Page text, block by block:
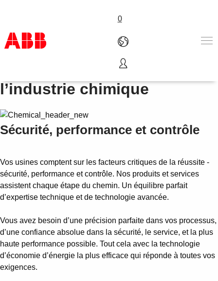
0
Produits & Services
Industries
A propos
Où acheter
Variateurs et PLC pour
l’industrie chimique
Sécurité, performance et contrôle
Vos usines comptent sur les facteurs critiques de la réussite -
sécurité, performance et contrôle. Nos produits et services
assistent chaque étape du chemin. Un équilibre parfait
d’expertise technique et de technologie avancée.
Vous avez besoin d’une précision parfaite dans vos processus,
d’une confiance absolue dans la sécurité, le service, et la plus
haute performance possible. Tout cela avec la technologie
d’économie d’énergie la plus efficace qui réponde à toutes vos
exigences.